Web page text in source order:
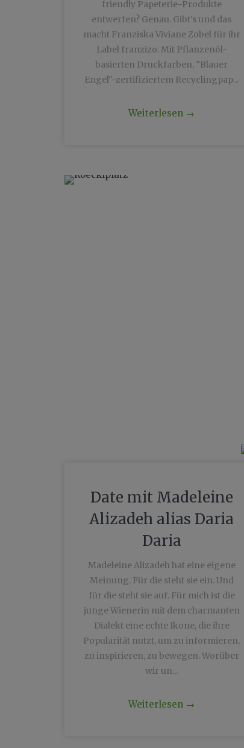
friendly Papeterie-Produkte
entwerfen? Genau. Gibt's und das
macht Franziska Viviane Zobel für ihr
Label franzizo. Mit Pflanzenöl-
basierten Druckfarben, "Blauer
Engel"-zertifiziertem Recyclingpap...
Weiterlesen →
Date mit Madeleine
Alizadeh alias Daria
Daria
Madeleine Alizadeh hat eine eigene
Meinung. Für die steht sie ein. Und
für die steht sie auf. Für mich ist die
junge Wienerin mit dem charmanten
Dialekt eine echte Ikone, die ihre
Popularität nutzt, um zu informieren,
zu inspirieren, zu bewegen. Worüber
wir un...
Weiterlesen →